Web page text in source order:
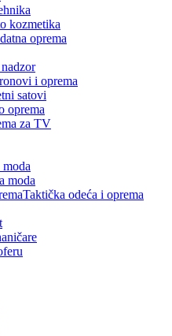
kozmetika
oprema
i oprema
satovi
oprema
za TV
moda
Taktička odeća i oprema